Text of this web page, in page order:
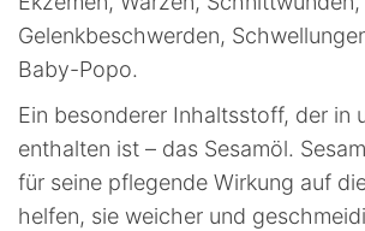
Gelenkbeschwerden,
Baby-Popo.
Ein besonderer Inhaltsstoff, der in
enthalten ist – das Sesamöl.
für seine pflegende Wirkung auf
helfen, sie weicher und